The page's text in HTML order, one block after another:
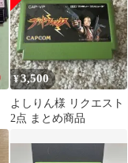
¥3,500
よしりん様 リクエスト
2点 まとめ商品